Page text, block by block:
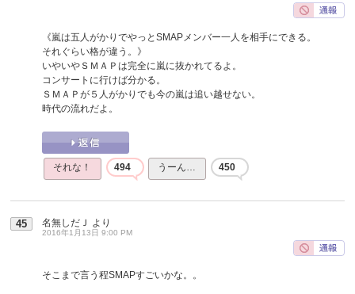
《嵐は五人がかりでやっとSMAPメンバー一人を相手にできる。
それぐらい格が違う。》
いやいやＳＭＡＰは完全に嵐に抜かれてるよ。
コンサートに行けば分かる。
ＳＭＡＰが５人がかりでも今の嵐は追い越せない。
時代の流れだよ。
それな！ 494 うーん… 450
45 名無しだＪ より
2016年1月13日 9:00 PM
そこまで言う程SMAPすごいかな。。